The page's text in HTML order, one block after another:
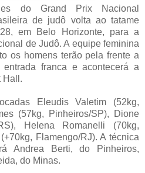
do Grand Prix Nacional
de judô volta ao tatame
em Belo Horizonte, para a
de Judô. A equipe feminina
os homens terão pela frente a
franca e acontecerá a
Hall.
Eleudis Valetim (52kg,
(57kg, Pinheiros/SP), Dione
Helena Romanelli (70kg,
Flamengo/RJ). A técnica
Andrea Berti, do Pinheiros,
do Minas.